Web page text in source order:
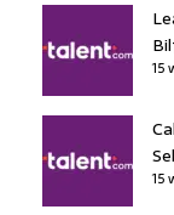
15
15